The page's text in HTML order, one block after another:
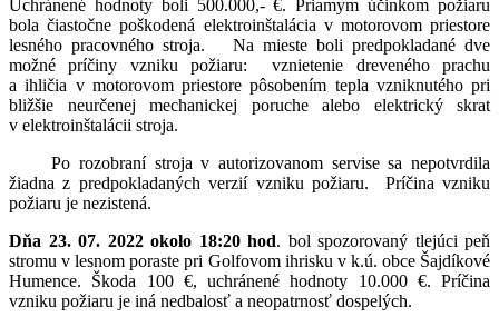
Uchránené hodnoty boli 500.000,- €. Priamym účinkom požiaru
bola čiastočne poškodená elektroinštalácia v motorovom priestore
lesného pracovného stroja. Na mieste boli predpokladané dve
možné príčiny vzniku požiaru: vznietenie dreveného prachu
a ihličia v motorovom priestore pôsobením tepla vzniknutého pri
bližšie neurčenej mechanickej poruche alebo elektrický skrat
v elektroinštalácii stroja.
Po rozobraní stroja v autorizovanom servise sa nepotvrdila
žiadna z predpokladaných verzií vzniku požiaru. Príčina vzniku
požiaru je nezistená.
Dňa 23. 07. 2022 okolo 18:20 hod. bol spozorovaný tlejúci peň
stromu v lesnom poraste pri Golfovom ihrisku v k.ú. obce Šajdíkové
Humence. Škoda 100 €, uchránené hodnoty 10.000 €. Príčina
vzniku požiaru je iná nedbalosť a neopatrnosť dospelých.